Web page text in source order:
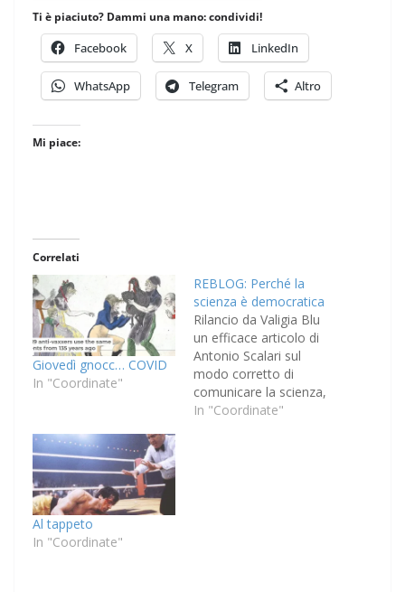
Ti è piaciuto? Dammi una mano: condividi!
Facebook X LinkedIn
WhatsApp Telegram Altro
Mi piace:
Correlati
Giovedì gnocc… COVID
In "Coordinate"
REBLOG: Perché la
scienza è democratica
Rilancio da Valigia Blu
un efficace articolo di
Antonio Scalari sul
modo corretto di
comunicare la scienza,
prendendo spunto
In "Coordinate"
Al tappeto
In "Coordinate"